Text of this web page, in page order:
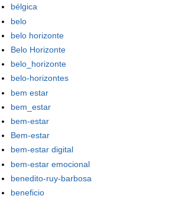
bélgica
belo
belo horizonte
Belo Horizonte
belo_horizonte
belo-horizontes
bem estar
bem_estar
bem-estar
Bem-estar
bem-estar digital
bem-estar emocional
benedito-ruy-barbosa
beneficio